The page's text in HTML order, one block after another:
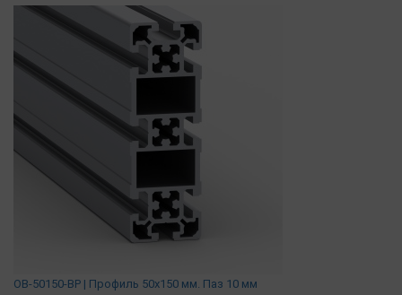
OB-50150-BP | Профиль 50х150 мм. Паз 10 мм